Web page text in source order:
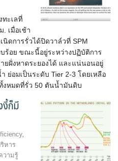
ทะเลที่
. เมื่อเช้า
นิดการรั่วได้ปิดวาล์วที่ SPM
บร้อย ขณะนี้อยู่ระหว่างปฏิบัติการ
ยฝั่งหาดระยองได้ และแน่นอนอยู่
ย่อมเป็นระดับ Tier 2-3 โดยเหลือ
งหมดที่รั่ว 50 ตันน้ำมันดิบ
งี้ก็มี
,
หาร
วามรู้